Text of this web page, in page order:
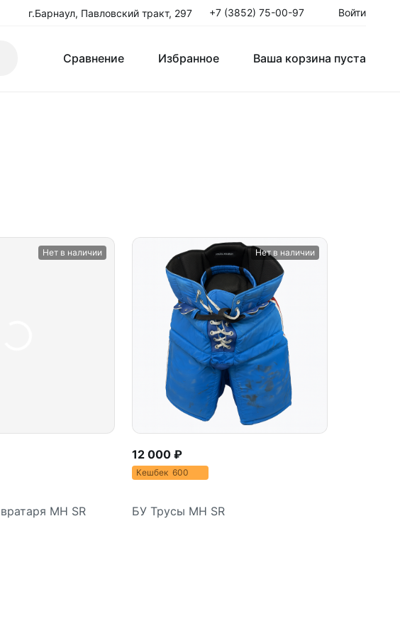
г.Барнаул, Павловский тракт, 297 +7 (3852) 75-00-97 Войти
Сравнение Избранное Ваша корзина пуста
Нет в наличии
MH SR
Нет в наличии
12 000 ₽
Кешбек 600
БУ Трусы MH SR